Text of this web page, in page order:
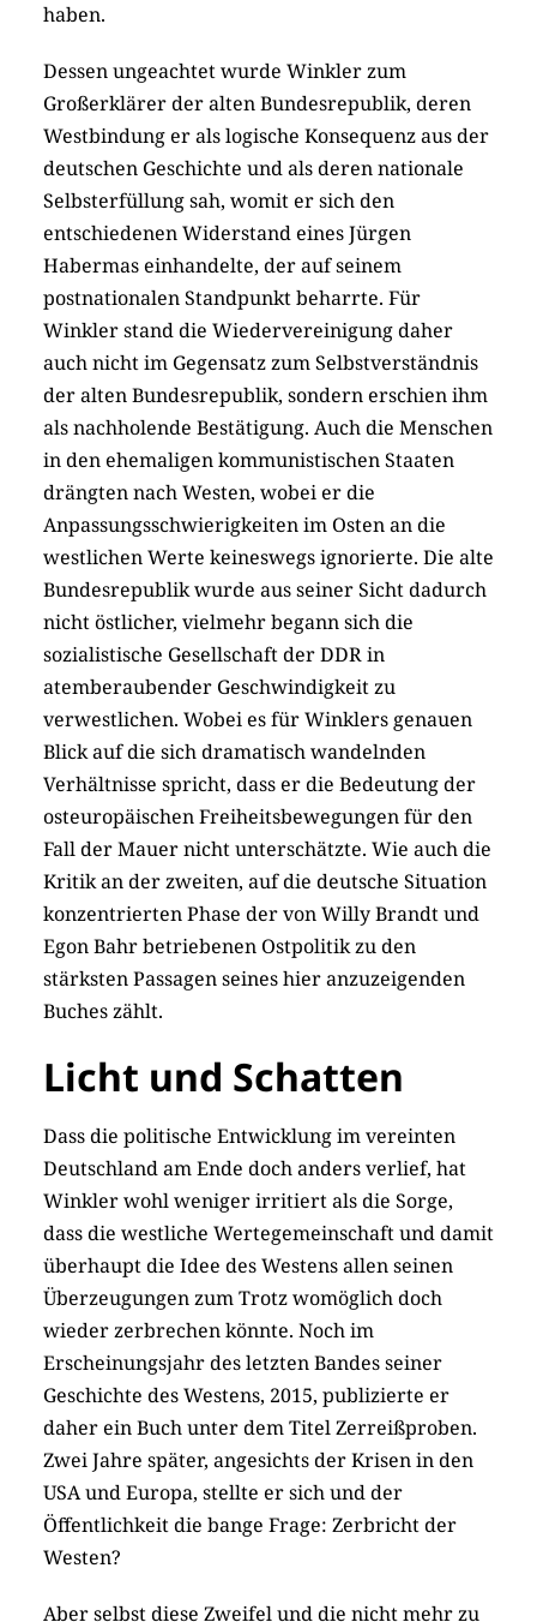
haben.
Dessen ungeachtet wurde Winkler zum
Großerklärer der alten Bundesrepublik, deren
Westbindung er als logische Konsequenz aus der
deutschen Geschichte und als deren nationale
Selbsterfüllung sah, womit er sich den
entschiedenen Widerstand eines Jürgen
Habermas einhandelte, der auf seinem
postnationalen Standpunkt beharrte. Für
Winkler stand die Wiedervereinigung daher
auch nicht im Gegensatz zum Selbstverständnis
der alten Bundesrepublik, sondern erschien ihm
als nachholende Bestätigung. Auch die Menschen
in den ehemaligen kommunistischen Staaten
drängten nach Westen, wobei er die
Anpassungsschwierigkeiten im Osten an die
westlichen Werte keineswegs ignorierte. Die alte
Bundesrepublik wurde aus seiner Sicht dadurch
nicht östlicher, vielmehr begann sich die
sozialistische Gesellschaft der DDR in
atemberaubender Geschwindigkeit zu
verwestlichen. Wobei es für Winklers genauen
Blick auf die sich dramatisch wandelnden
Verhältnisse spricht, dass er die Bedeutung der
osteuropäischen Freiheitsbewegungen für den
Fall der Mauer nicht unterschätzte. Wie auch die
Kritik an der zweiten, auf die deutsche Situation
konzentrierten Phase der von Willy Brandt und
Egon Bahr betriebenen Ostpolitik zu den
stärksten Passagen seines hier anzuzeigenden
Buches zählt.
Licht und Schatten
Dass die politische Entwicklung im vereinten
Deutschland am Ende doch anders verlief, hat
Winkler wohl weniger irritiert als die Sorge,
dass die westliche Wertegemeinschaft und damit
überhaupt die Idee des Westens allen seinen
Überzeugungen zum Trotz womöglich doch
wieder zerbrechen könnte. Noch im
Erscheinungsjahr des letzten Bandes seiner
Geschichte des Westens, 2015, publizierte er
daher ein Buch unter dem Titel Zerreißproben.
Zwei Jahre später, angesichts der Krisen in den
USA und Europa, stellte er sich und der
Öffentlichkeit die bange Frage: Zerbricht der
Westen?
Aber selbst diese Zweifel und die nicht mehr zu